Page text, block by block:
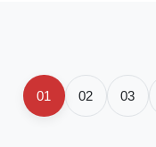
01 02 03